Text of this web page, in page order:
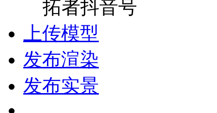
拓者抖音号
上传模型
发布渲染
发布实景